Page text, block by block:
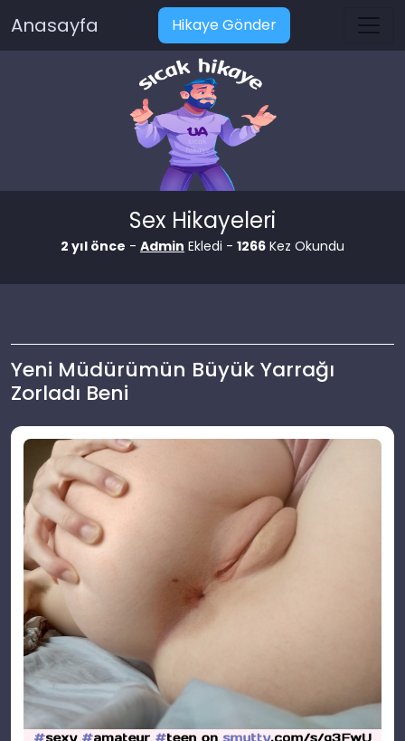
Anasayfa Hikaye Gönder
Sex Hikayeleri
2 yıl önce - Admin Ekledi - 1266 Kez Okundu
Yeni Müdürümün Büyük Yarrağı
Zorladı Beni